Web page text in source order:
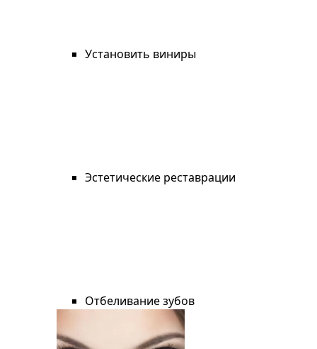
Установить виниры
Эстетические реставрации
Отбеливание зубов